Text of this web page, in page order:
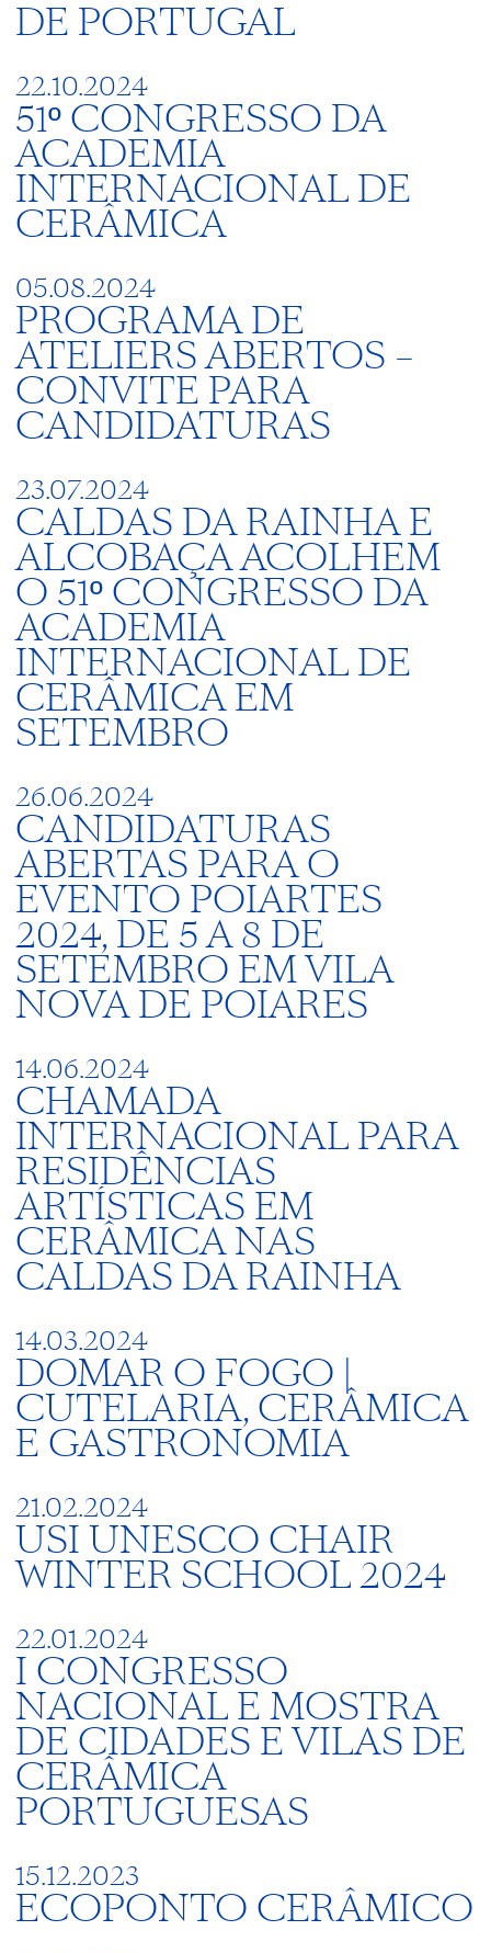
DE PORTUGAL
22.10.2024
51º CONGRESSO DA
ACADEMIA
INTERNACIONAL DE
CERÂMICA
05.08.2024
PROGRAMA DE
ATELIERS ABERTOS –
CONVITE PARA
CANDIDATURAS
23.07.2024
CALDAS DA RAINHA E
ALCOBAÇA ACOLHEM
O 51º CONGRESSO DA
ACADEMIA
INTERNACIONAL DE
CERÂMICA EM
SETEMBRO
26.06.2024
CANDIDATURAS
ABERTAS PARA O
EVENTO POIARTES
2024, DE 5 A 8 DE
SETEMBRO EM VILA
NOVA DE POIARES
14.06.2024
CHAMADA
INTERNACIONAL PARA
RESIDÊNCIAS
ARTÍSTICAS EM
CERÂMICA NAS
CALDAS DA RAINHA
14.03.2024
DOMAR O FOGO |
CUTELARIA, CERÂMICA
E GASTRONOMIA
21.02.2024
USI UNESCO CHAIR
WINTER SCHOOL 2024
22.01.2024
I CONGRESSO
NACIONAL E MOSTRA
DE CIDADES E VILAS DE
CERÂMICA
PORTUGUESAS
15.12.2023
ECOPONTO CERÂMICO